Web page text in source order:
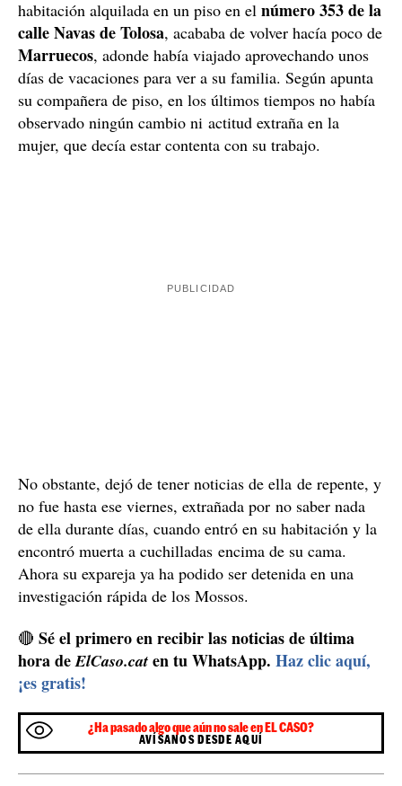
habitación alquilada en un piso en el número 353 de la
calle Navas de Tolosa, acababa de volver hacía poco de
Marruecos, adonde había viajado aprovechando unos
días de vacaciones para ver a su familia. Según apunta
su compañera de piso, en los últimos tiempos no había
observado ningún cambio ni actitud extraña en la
mujer, que decía estar contenta con su trabajo.
No obstante, dejó de tener noticias de ella de repente, y
no fue hasta ese viernes, extrañada por no saber nada
de ella durante días, cuando entró en su habitación y la
encontró muerta a cuchilladas encima de su cama.
Ahora su expareja ya ha podido ser detenida en una
investigación rápida de los Mossos.
🔴 Sé el primero en recibir las noticias de última
hora deElCaso.cat en tu WhatsApp. Haz clic aquí,
¡es gratis!
¿Ha pasado algo que aún no sale en EL CASO?
AVÍSANOS DESDE AQUÍ